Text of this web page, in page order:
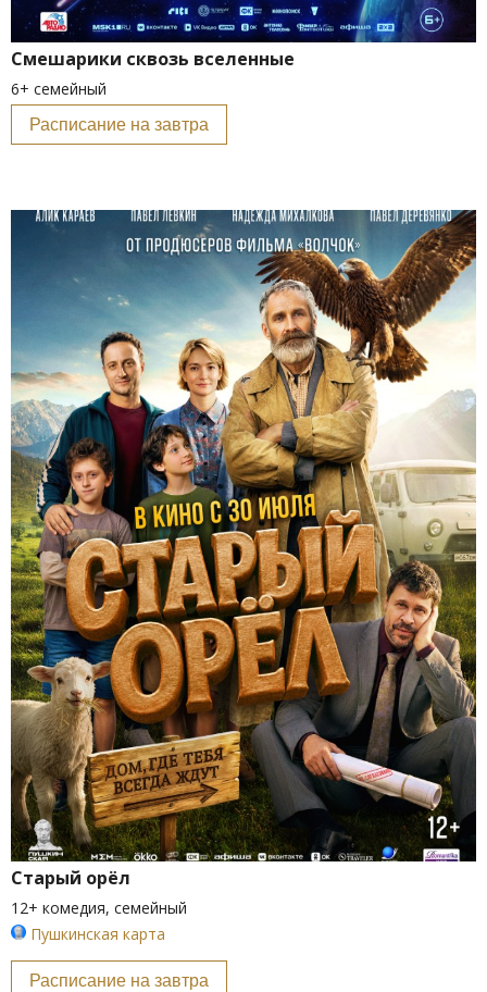
Смешарики сквозь вселенные
6+ семейный
Расписание на завтра
Старый орёл
12+ комедия, семейный
Пушкинская карта
Расписание на завтра